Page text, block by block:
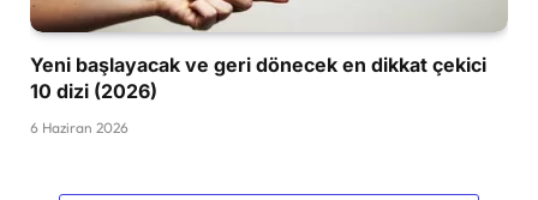
Yeni başlayacak ve geri dönecek en dikkat çekici
10 dizi (2026)
6 Haziran 2026